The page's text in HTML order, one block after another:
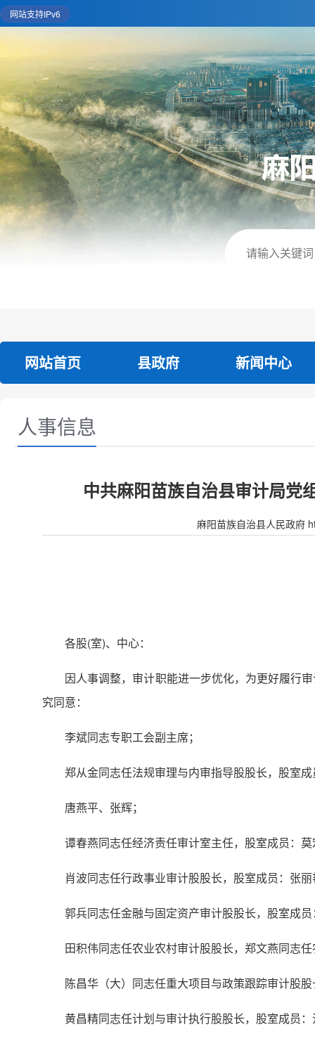
网站支持IPv6
网站首页 县政府 新闻中心
人事信息
中共麻阳苗族自治县审计局党
麻阳苗族自治县人民政府
各股(室)、中心：
因人事调整，审计职能进一步优化，为更好履行
究同意：
李斌同志专职工会副主席；
郑从金同志任法规审理与内审指导股股长，股室
唐燕平、张辉；
谭春燕同志任经济责任审计室主任，股室成员：
肖波同志任行政事业审计股股长，股室成员：张
郭兵同志任金融与固定资产审计股股长，股室成
田积伟同志任农业农村审计股股长，郑文燕同志
陈昌华（大）同志任重大项目与政策跟踪审计股
黄昌精同志任计划与审计执行股股长，股室成员